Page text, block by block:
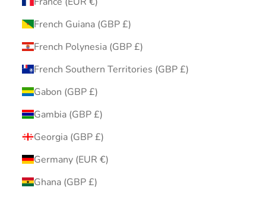
French Guiana (GBP £)
French Polynesia (GBP £)
French Southern Territories (GBP £)
Gabon (GBP £)
Gambia (GBP £)
Georgia (GBP £)
Germany (EUR €)
Ghana (GBP £)